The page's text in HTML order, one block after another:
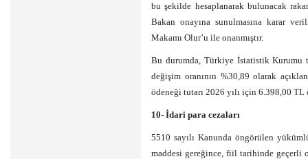
bu şekilde hesaplanarak bulunacak
Bakan onayına sunulmasına karar
Makamı Olur’u ile onanmıştır.
Bu durumda, Türkiye İstatistik Kurumu
değişim oranının %30,89 olarak
ödeneği tutarı 2026 yılı için 6.398,00
10- İdari para cezaları
5510 sayılı Kanunda öngörülen
maddesi gereğince, fiil tarihinde geçerli